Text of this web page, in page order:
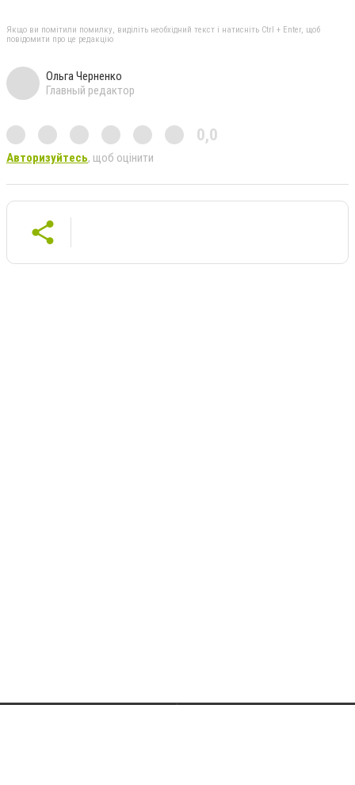
Якщо ви помітили помилку, виділіть необхідний текст і натисніть Ctrl + Enter, щоб
повідомити про це редакцію
Ольга Черненко
Главный редактор
0,0
Авторизуйтесь, щоб оцінити